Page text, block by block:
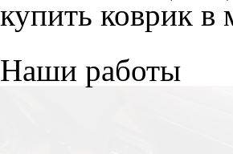
купить коврик в
Наши работы